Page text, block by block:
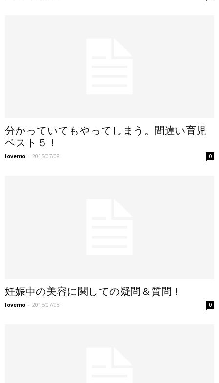
分かっていてもやってしまう。間違い育児
ベスト５！
lovemo - 2015/07/08 0
妊娠中の美容に関しての疑問＆質問！
lovemo - 2015/07/08 0